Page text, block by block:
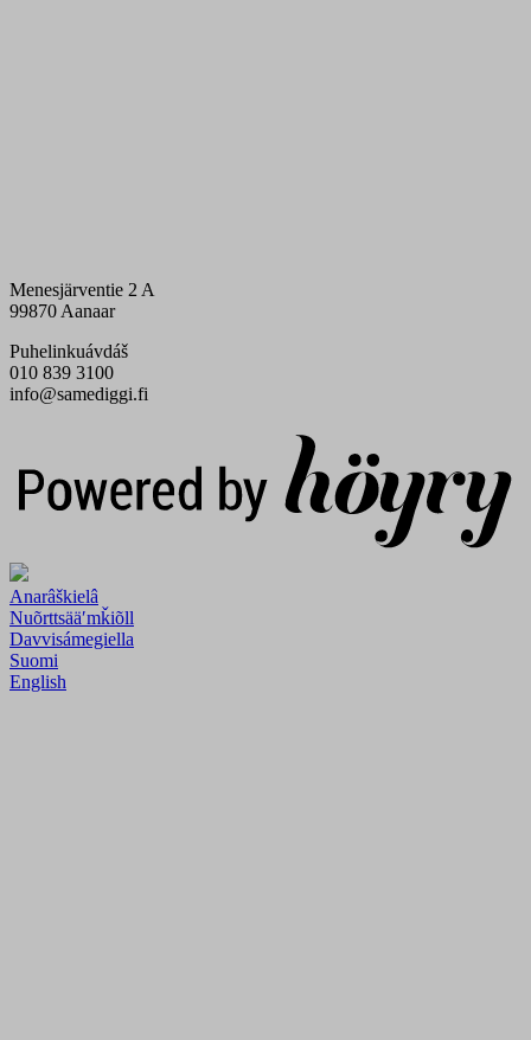
Menesjärventie 2 A
99870 Aanaar
Puhelinkuávdáš
010 839 3100
info@samediggi.fi
Anarâškielâ
Nuõrttsääʹmǩiõll
Davvisámegiella
Suomi
English